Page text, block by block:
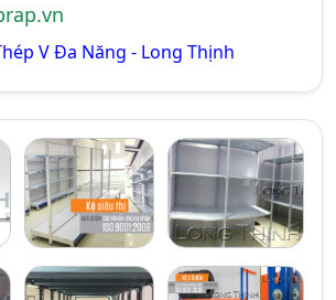
V Đa Năng - Long Thịnh